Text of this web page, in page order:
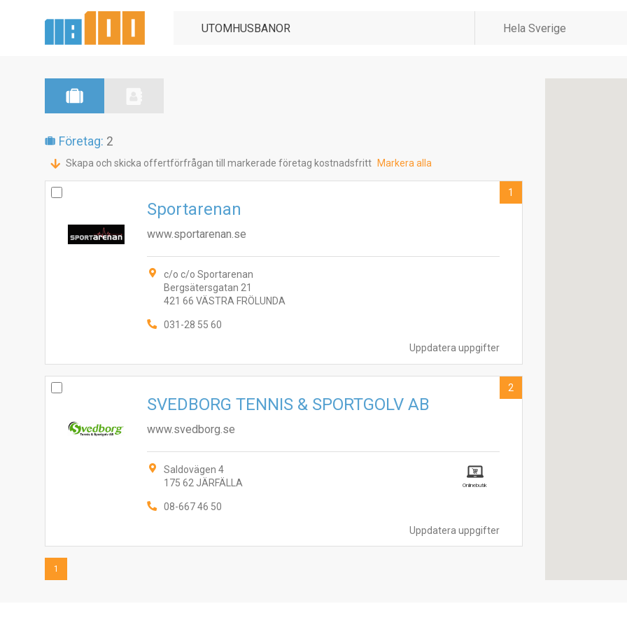
Företag: 2
Skapa och skicka offertförfrågan till markerade företag kostnadsfritt Markera alla
Uppdatera uppgifter
Sportarenan
www.sportarenan.se
c/o c/o Sportarenan
Bergsätersgatan 21
421 66 VÄSTRA FRÖLUNDA
031-28 55 60
1
Uppdatera uppgifter
SVEDBORG TENNIS & SPORTGOLV AB
www.svedborg.se
Saldovägen 4
175 62 JÄRFÄLLA
08-667 46 50
Onlinebutik
2
1